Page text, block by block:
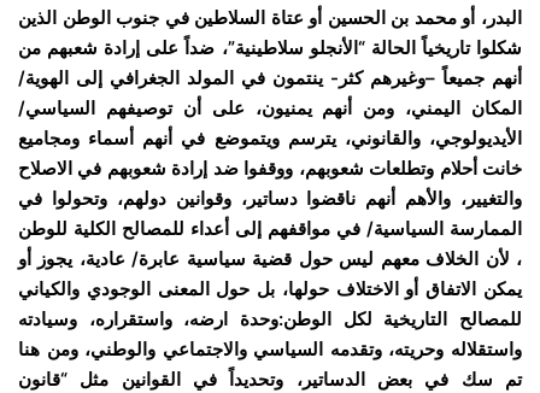
البدر، أو محمد بن الحسين أو عتاة السلاطين في جنوب الوطن الذين
شكلوا تاريخياً الحالة “الأنجلو سلاطينية”، ضداً على إرادة شعبهم من
أنهم جميعاً –وغيرهم كثر- ينتمون في المولد الجغرافي إلى الهوية/
المكان اليمني، ومن أنهم يمنيون، على أن توصيفهم السياسي/
الأيديولوجي، والقانوني، يترسم ويتموضع في أنهم أسماء ومجاميع
خانت أحلام وتطلعات شعوبهم، ووقفوا ضد إرادة شعوبهم في الاصلاح
والتغيير، والأهم أنهم ناقضوا دساتير، وقوانين دولهم، وتحولوا في
الممارسة السياسية/ في مواقفهم إلى أعداء للمصالح الكلية للوطن
، لأن الخلاف معهم ليس حول قضية سياسية عابرة/ عادية، يجوز أو
يمكن الاتفاق أو الاختلاف حولها، بل حول المعنى الوجودي والكياني
للمصالح التاريخية لكل الوطن:وحدة ارضه، واستقراره، وسيادته
واستقلاله وحريته، وتقدمه السياسي والاجتماعي والوطني، ومن هنا
تم سك في بعض الدساتير، وتحديداً في القوانين مثل “قانون